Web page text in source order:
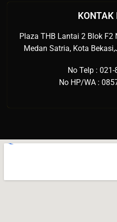
KONTAK
Plaza THB Lantai 2 Blok F2
Medan Satria, Kota
No Telp :
No HP/WA :